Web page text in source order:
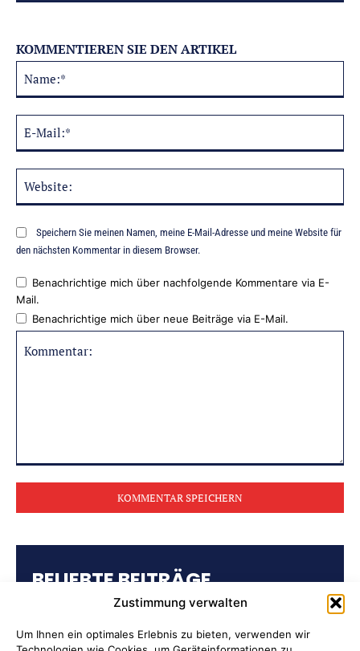
Zustimmung verwalten
Um Ihnen ein optimales Erlebnis zu bieten, verwenden wir
KOMMENTIEREN SIE DEN ARTIKEL
Speichern Sie meinen Namen, meine E-Mail-Adresse und meine Website für
den nächsten Kommentar in diesem Browser.
Benachrichtige mich über nachfolgende Kommentare via E-
Mail.
Benachrichtige mich über neue Beiträge via E-Mail.
BELIEBTE BEITRÄGE
Kulturring Attendorn präsentiert
Kultursaison 2026/2027